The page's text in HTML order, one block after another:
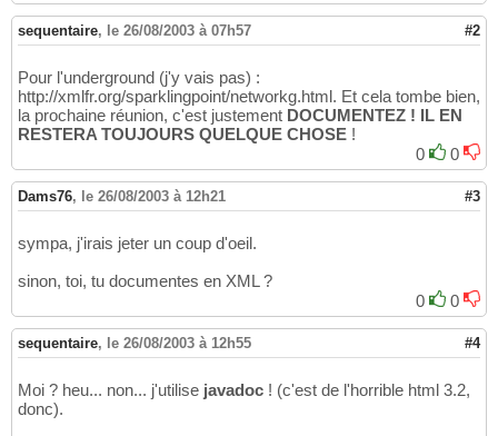
sequentaire, le 26/08/2003 à 07h57 #2
Pour l'underground (j'y vais pas) :
http://xmlfr.org/sparklingpoint/networkg.html. Et cela tombe bien,
la prochaine réunion, c'est justement DOCUMENTEZ ! IL EN
RESTERA TOUJOURS QUELQUE CHOSE !
0
0
Dams76, le 26/08/2003 à 12h21 #3
sympa, j'irais jeter un coup d'oeil.
sinon, toi, tu documentes en XML ?
0
0
sequentaire, le 26/08/2003 à 12h55 #4
Moi ? heu... non... j'utilise javadoc ! (c'est de l'horrible html 3.2,
donc).